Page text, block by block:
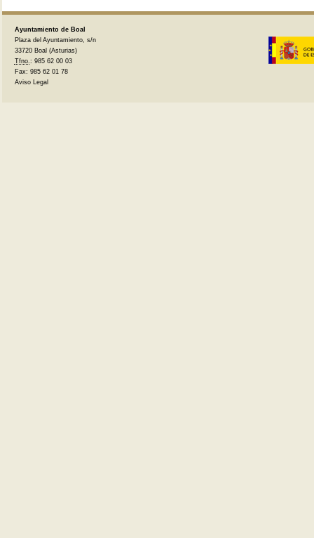
Ayuntamiento de Boal
Plaza del Ayuntamiento, s/n
33720 Boal (Asturias)
Tfno. : 985 62 00 03
Fax: 985 62 01 78
Aviso Legal